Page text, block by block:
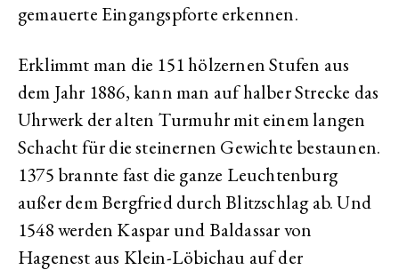
gemauerte Eingangspforte erkennen.
Erklimmt man die 151 hölzernen Stufen aus
dem Jahr 1886, kann man auf halber Strecke das
Uhrwerk der alten Turmuhr mit einem langen
Schacht für die steinernen Gewichte bestaunen.
1375 brannte fast die ganze Leuchtenburg
außer dem Bergfried durch Blitzschlag ab. Und
1548 werden Kaspar und Baldassar von
Hagenest aus Klein-Löbichau auf der